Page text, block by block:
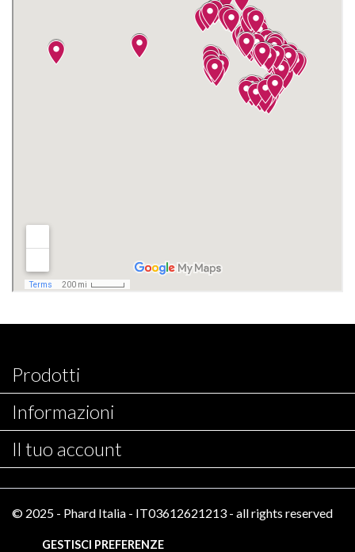
Prodotti
Informazioni
Il tuo account
GESTISCI PREFERENZE
© 2025 - Phard Italia - IT03612621213 - all rights reserved